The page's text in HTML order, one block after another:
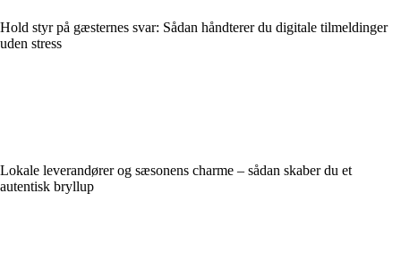
Hold styr på gæsternes svar: Sådan håndterer du digitale tilmeldinger
uden stress
Lokale leverandører og sæsonens charme – sådan skaber du et
autentisk bryllup